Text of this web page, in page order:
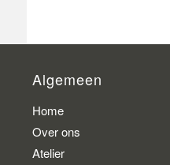
Algemeen
Home
Over ons
Atelier